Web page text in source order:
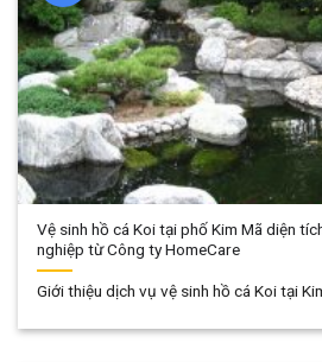
Vệ sinh hồ cá Koi tại phố Kim Mã diện
nghiệp từ Công ty HomeCare
Giới thiệu dịch vụ vệ sinh hồ cá Koi tại